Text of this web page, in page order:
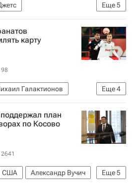
Еще5
Николай Элерс
Дюбуа
лига (НХЛ)
карту
98
Еще4
Галактионов
Краснодар
России по футболу)
план
по Косово
2641
Еще5
США
Александр Вучич